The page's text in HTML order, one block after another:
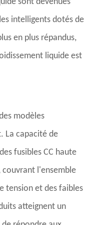
intelligents dotés de
en plus répandus,
liquide est
modèles
La capacité de
fusibles CC haute
couvrant l'ensemble
tension et des faibles
atteignent un